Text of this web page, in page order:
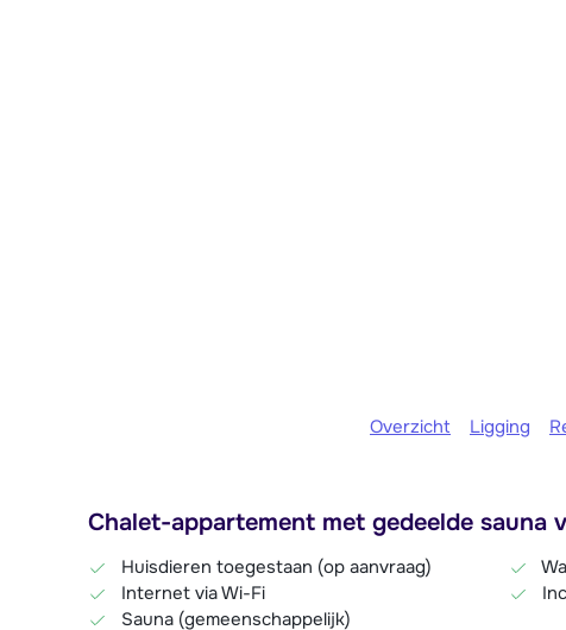
Overzicht Ligging
Chalet-appartement met gedeelde sauna
Huisdieren toegestaan (op aanvraag)
Internet via Wi-Fi
Sauna (gemeenschappelijk)